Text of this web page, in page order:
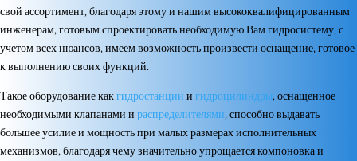
свой ассортимент, благодаря этому и нашим высококвалифицированным
инженерам, готовым спроектировать необходимую Вам гидросистему, с
учетом всех нюансов, имеем возможность произвести оснащение, готовое
к выполнению своих функций.
Такое оборудование как гидростанции и гидроцилиндры, оснащенное
необходимыми клапанами и распределителями, способно выдавать
большее усилие и мощность при малых размерах исполнительных
механизмов, благодаря чему значительно упрощается компоновка и